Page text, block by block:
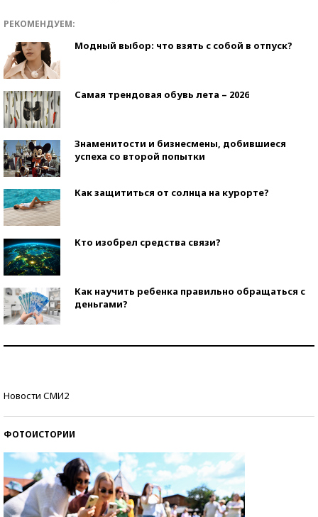
РЕКОМЕНДУЕМ:
Модный выбор: что взять с собой в отпуск?
Самая трендовая обувь лета – 2026
Знаменитости и бизнесмены, добившиеся
успеха со второй попытки
Как защититься от солнца на курорте?
Кто изобрел средства связи?
Как научить ребенка правильно обращаться с
деньгами?
Новости СМИ2
ФОТОИСТОРИИ